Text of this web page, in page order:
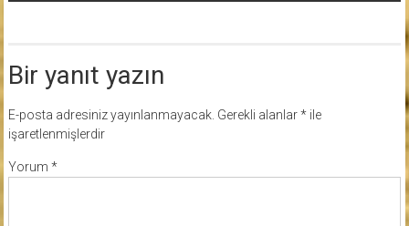
Bir yanıt yazın
E-posta adresiniz yayınlanmayacak. Gerekli alanlar*ile
işaretlenmişlerdir
Yorum *